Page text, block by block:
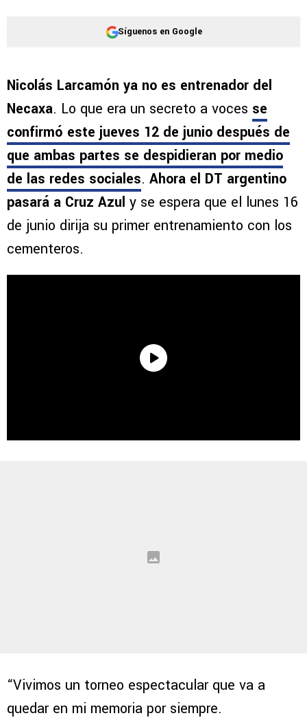
Síguenos en Google
Nicolás Larcamón ya no es entrenador del
Necaxa. Lo que era un secreto a voces se
confirmó este jueves 12 de junio después de
que ambas partes se despidieran por medio
de las redes sociales. Ahora el DT argentino
pasará a Cruz Azul y se espera que el lunes 16
de junio dirija su primer entrenamiento con los
cementeros.
“Vivimos un torneo espectacular que va a
quedar en mi memoria por siempre.